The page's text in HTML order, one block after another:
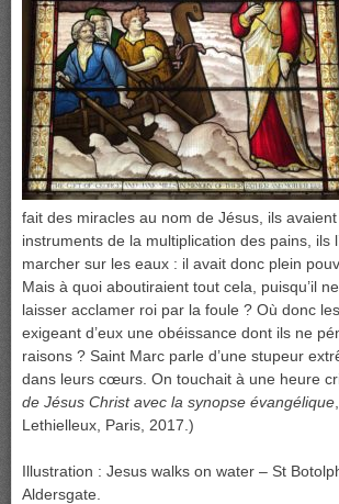
fait des miracles au nom de Jésus, ils
instruments de la multiplication des pains, ils
marcher sur les eaux : il avait donc plein
Mais à quoi aboutiraient tout cela, puisqu’il
laisser acclamer roi par la foule ? Où donc
exigeant d’eux une obéissance dont ils ne
raisons ? Saint Marc parle d’une stupeur
dans leurs cœurs. On touchait à une heure
de Jésus Christ avec la synopse évangélique
Lethielleux, Paris, 2017.)
Illustration : Jesus walks on water – St
Aldersgate.